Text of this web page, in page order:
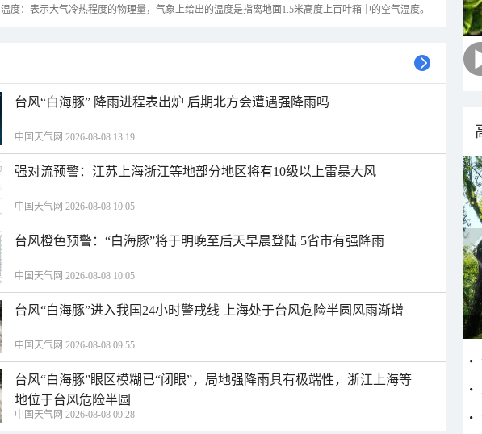
温度：表示大气冷热程度的物理量，气象上给出的温度是指离地面1.5米高度上百叶箱中的空气温度。
台风“白海豚” 降雨进程表出炉 后期北方会遭遇强降雨吗
中国天气网 2026-08-08 13:19
强对流预警：江苏上海浙江等地部分地区将有10级以上雷暴大风
中国天气网 2026-08-08 10:05
台风橙色预警：“白海豚”将于明晚至后天早晨登陆 5省市有强降雨
中国天气网 2026-08-08 10:05
台风“白海豚”进入我国24小时警戒线 上海处于台风危险半圆风雨渐增
中国天气网 2026-08-08 09:55
台风“白海豚”眼区模糊已“闭眼”，局地强降雨具有极端性，浙江上海等
地位于台风危险半圆
中国天气网 2026-08-08 09:28